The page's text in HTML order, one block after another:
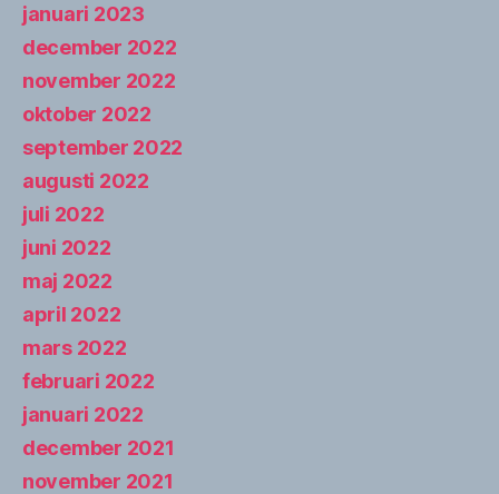
januari 2023
december 2022
november 2022
oktober 2022
september 2022
augusti 2022
juli 2022
juni 2022
maj 2022
april 2022
mars 2022
februari 2022
januari 2022
december 2021
november 2021